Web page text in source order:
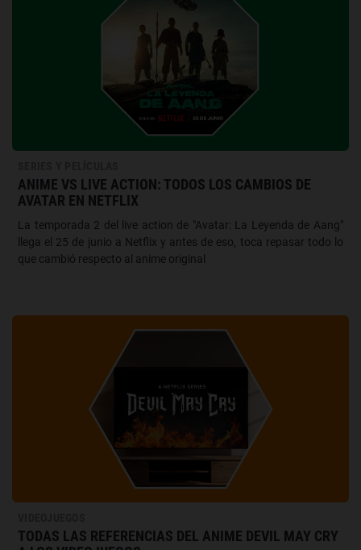
ANIME VS LIVE ACTION: TODOS LOS CAMBIOS DE
AVATAR EN NETFLIX
La temporada 2 del live action de "Avatar: La Leyenda de Aang"
llega el 25 de junio a Netflix y antes de eso, toca repasar todo lo
que cambió respecto al anime original
TODAS LAS REFERENCIAS DEL ANIME DEVIL MAY CRY